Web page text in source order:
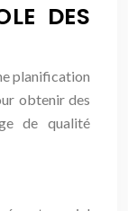
DES
planification
obtenir des
de qualité